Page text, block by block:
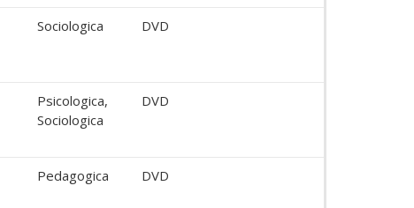
Sociologica DVD
Psicologica,
Sociologica
DVD
Pedagogica DVD